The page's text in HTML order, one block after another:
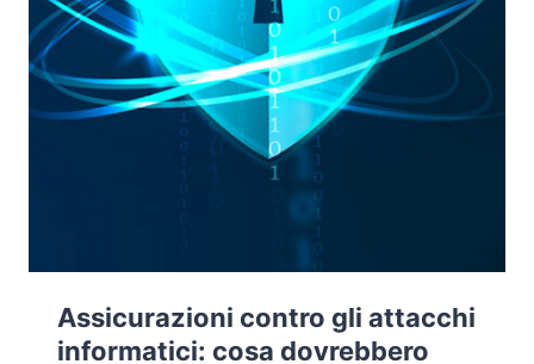
Assicurazioni contro gli attacchi
informatici: cosa dovrebbero